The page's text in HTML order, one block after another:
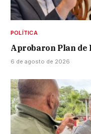
POLÍTICA
Aprobaron Plan de
6 de agosto de 2026